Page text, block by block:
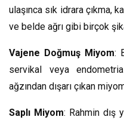
ulaşınca sık idrara çıkma,
ve belde ağrı gibi birçok
Vajene Doğmuş Miyom:
servikal veya
ağzından dışarı çıkan
Saplı Miyom: Rahmin dış